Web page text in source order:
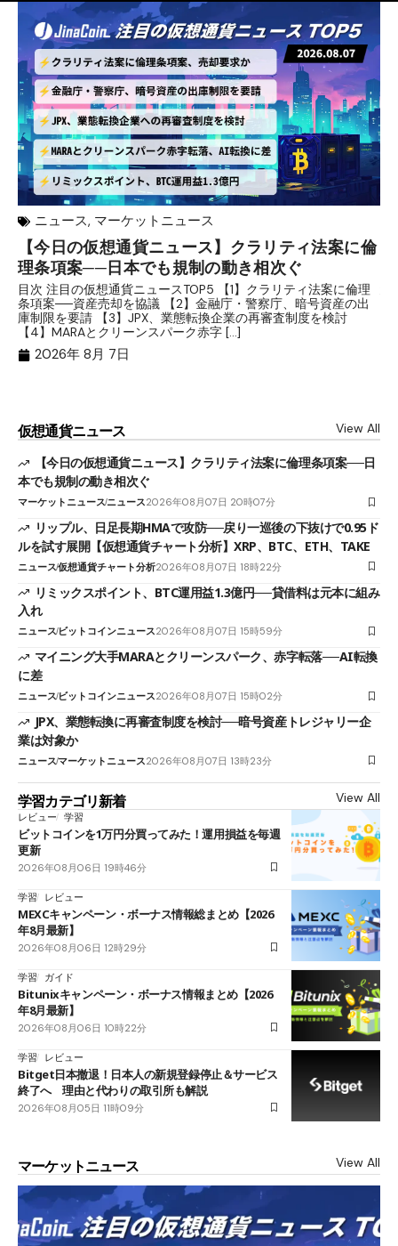
ニュース, マーケットニュース
【今日の仮想通貨ニュース】クラリティ法案に倫
理条項案──日本でも規制の動き相次ぐ
目次 注目の仮想通貨ニュースTOP5 【1】クラリティ法案に倫理
条項案──資産売却を協議 【2】金融庁・警察庁、暗号資産の出
庫制限を要請 【3】JPX、業態転換企業の再審査制度を検討
【4】MARAとクリーンスパーク赤字 […]
2026年 8月 7日
仮想通貨ニュース View All
【今日の仮想通貨ニュース】クラリティ法案に倫理条項案──日
本でも規制の動き相次ぐ
マーケットニュースニュース2026年08月07日 20時07分
リップル、日足長期HMAで攻防──戻り一巡後の下抜けで0.95ド
ルを試す展開【仮想通貨チャート分析】XRP、BTC、ETH、TAKE
ニュース仮想通貨チャート分析2026年08月07日 18時22分
リミックスポイント、BTC運用益1.3億円──貸借料は元本に組み
入れ
ニュースビットコインニュース2026年08月07日 15時59分
マイニング大手MARAとクリーンスパーク、赤字転落──AI転換
に差
ニュースビットコインニュース2026年08月07日 15時02分
JPX、業態転換に再審査制度を検討──暗号資産トレジャリー企
業は対象か
ニュースマーケットニュース2026年08月07日 13時23分
学習カテゴリ新着 View All
レビュー 学習
ビットコインを1万円分買ってみた！運用損益を毎週
更新
2026年08月06日 19時46分
学習 レビュー
MEXCキャンペーン・ボーナス情報総まとめ【2026
年8月最新】
2026年08月06日 12時29分
学習 ガイド
Bitunixキャンペーン・ボーナス情報まとめ【2026
年8月最新】
2026年08月06日 10時22分
学習 レビュー
Bitget日本撤退！日本人の新規登録停止＆サービス
終了へ 理由と代わりの取引所も解説
2026年08月05日 11時09分
マーケットニュース View All